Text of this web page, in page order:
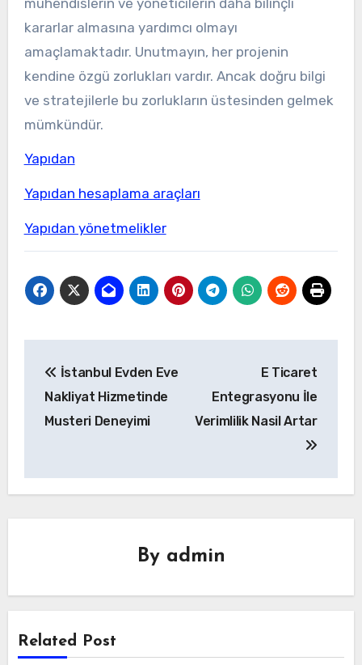
kararlar almasına yardımcı olmayı
amaçlamaktadır. Unutmayın, her projenin
kendine özgü zorlukları vardır. Ancak doğru bilgi
ve stratejilerle bu zorlukların üstesinden gelmek
mümkündür.
Yapıdan
Yapıdan hesaplama araçları
Yapıdan yönetmelikler
gezinmesi
İstanbul Evden Eve
Nakliyat Hizmetinde
Musteri Deneyimi
E Ticaret
Entegrasyonu İle
Verimlilik Nasil Artar
By admin
Related Post